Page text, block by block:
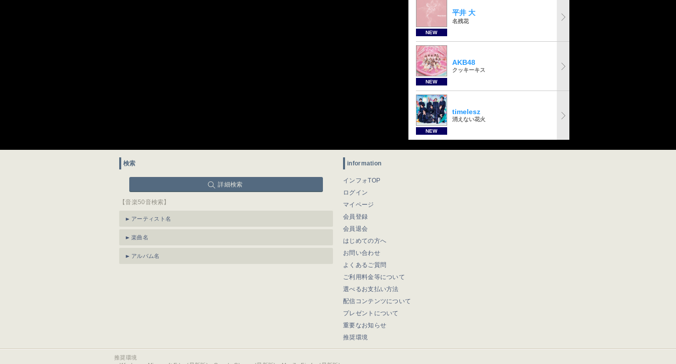
NEW
平井 大
名残花
NEW
AKB48
クッキーキス
NEW
timelesz
消えない花火
検索
詳細検索
【音楽50音検索】
アーティスト名
楽曲名
アルバム名
information
インフォTOP
ログイン
マイページ
会員登録
会員退会
はじめての方へ
お問い合わせ
よくあるご質問
ご利用料金等について
選べるお支払い方法
配信コンテンツについて
プレゼントについて
重要なお知らせ
推奨環境
推奨環境